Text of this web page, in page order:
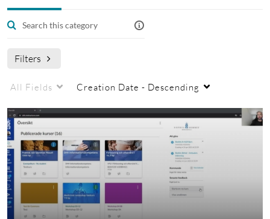
Filters
All Fields Creation Date - Descending